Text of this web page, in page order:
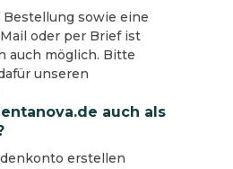
sowie eine
oder per Brief ist
auch möglich. Bitte
unseren
auch als
erstellen